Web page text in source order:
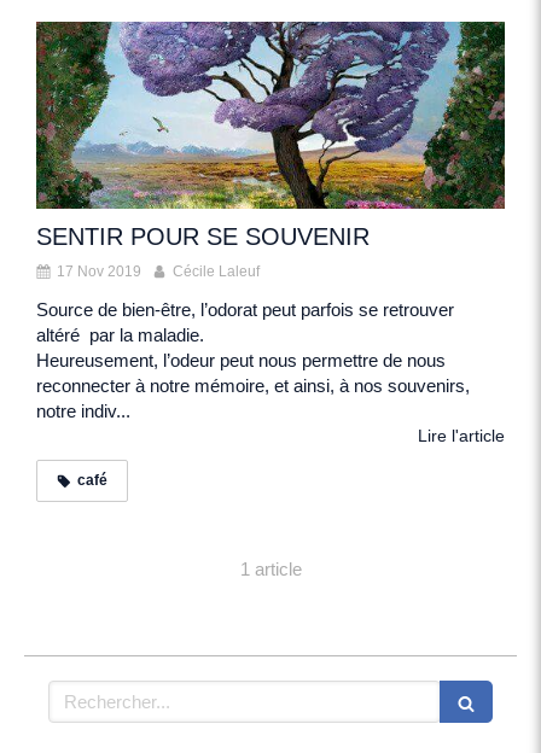
SENTIR POUR SE SOUVENIR
17 Nov 2019 Cécile Laleuf
Source de bien-être, l’odorat peut parfois se retrouver
altéré par la maladie.
Heureusement, l’odeur peut nous permettre de nous
reconnecter à notre mémoire, et ainsi, à nos souvenirs,
notre indiv...
Lire l'article
café
1 article
Rechercher